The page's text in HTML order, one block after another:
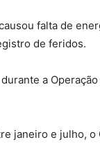
falta de
de feridos.
a
janeiro e julho,